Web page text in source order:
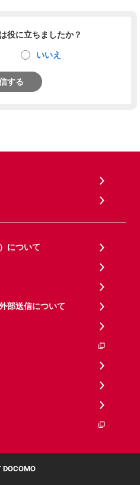
役に立ちましたか？
いいえ
する
について
部送信について